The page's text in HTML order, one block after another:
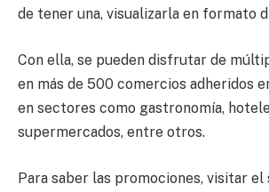
de tener una, visualizarla en formato
Con ella, se pueden disfrutar de
en más de 500 comercios adheridos
en sectores como gastronomía,
supermercados, entre otros.
Para saber las promociones, visitar el